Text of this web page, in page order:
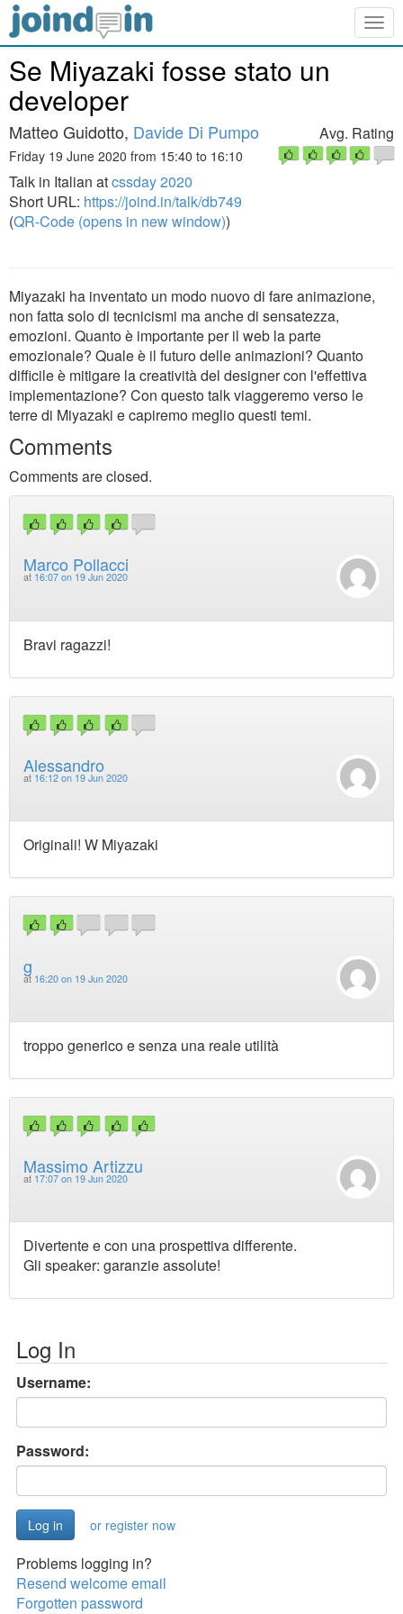
Se Miyazaki fosse stato un
developer
Matteo Guidotto, Davide Di Pumpo
Friday 19 June 2020 from 15:40 to 16:10
Talk in Italian atcssday 2020
Short URL: https://joind.in/talk/db749
(QR-Code (opens in new window))
Avg. Rating
Miyazaki ha inventato un modo nuovo di fare animazione,
non fatta solo di tecnicismi ma anche di sensatezza,
emozioni. Quanto è importante per il web la parte
emozionale? Quale è il futuro delle animazioni? Quanto
difficile è mitigare la creatività del designer con l'effettiva
implementazione? Con questo talk viaggeremo verso le
terre di Miyazaki e capiremo meglio questi temi.
Comments
Comments are closed.
Marco Pollacci
at 16:07 on 19 Jun 2020
Bravi ragazzi!
Alessandro
at 16:12 on 19 Jun 2020
Originali! W Miyazaki
g
at 16:20 on 19 Jun 2020
troppo generico e senza una reale utilità
Massimo Artizzu
at 17:07 on 19 Jun 2020
Divertente e con una prospettiva differente.
Gli speaker: garanzie assolute!
Log In
Username:
Password:
or register now
Problems logging in?
Resend welcome email
Forgotten password